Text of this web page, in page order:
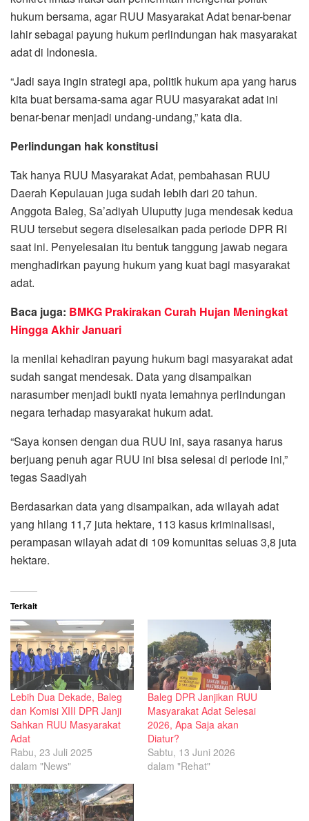
hukum bersama, agar RUU Masyarakat Adat benar-benar
lahir sebagai payung hukum perlindungan hak masyarakat
adat di Indonesia.
“Jadi saya ingin strategi apa, politik hukum apa yang harus
kita buat bersama-sama agar RUU masyarakat adat ini
benar-benar menjadi undang-undang,” kata dia.
Perlindungan hak konstitusi
Tak hanya RUU Masyarakat Adat, pembahasan RUU
Daerah Kepulauan juga sudah lebih dari 20 tahun.
Anggota Baleg, Sa’adiyah Uluputty juga mendesak kedua
RUU tersebut segera diselesaikan pada periode DPR RI
saat ini. Penyelesaian itu bentuk tanggung jawab negara
menghadirkan payung hukum yang kuat bagi masyarakat
adat.
Baca juga: BMKG Prakirakan Curah Hujan Meningkat
Hingga Akhir Januari
Ia menilai kehadiran payung hukum bagi masyarakat adat
sudah sangat mendesak. Data yang disampaikan
narasumber menjadi bukti nyata lemahnya perlindungan
negara terhadap masyarakat hukum adat.
“Saya konsen dengan dua RUU ini, saya rasanya harus
berjuang penuh agar RUU ini bisa selesai di periode ini,”
tegas Saadiyah
Berdasarkan data yang disampaikan, ada wilayah adat
yang hilang 11,7 juta hektare, 113 kasus kriminalisasi,
perampasan wilayah adat di 109 komunitas seluas 3,8 juta
hektare.
Terkait
Lebih Dua Dekade, Baleg
dan Komisi XIII DPR Janji
Sahkan RUU Masyarakat
Adat
Rabu, 23 Juli 2025
dalam "News"
Baleg DPR Janjikan RUU
Masyarakat Adat Selesai
2026, Apa Saja akan
Diatur?
Sabtu, 13 Juni 2026
dalam "Rehat"